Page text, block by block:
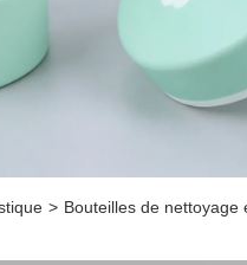
> Bouteilles de nettoyage